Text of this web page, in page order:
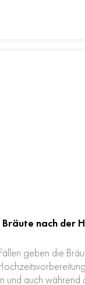
Bräute nach der
geben die
und auch während